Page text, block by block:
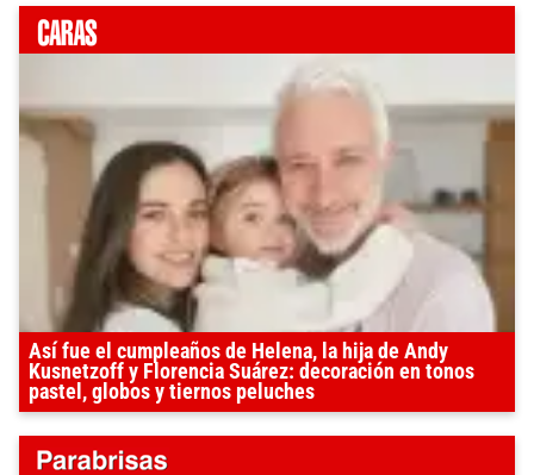
Así fue el cumpleaños de Helena, la hija de Andy
Kusnetzoff y Florencia Suárez: decoración en tonos
pastel, globos y tiernos peluches